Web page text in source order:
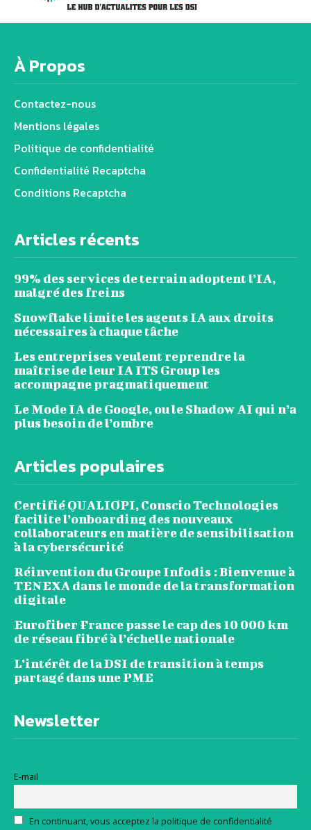
À Propos
Contactez-nous
Mentions légales
Politique de confidentialité
Confidentialité Recaptcha
Conditions Recaptcha
Articles récents
99% des services de terrain adoptent l’IA,
malgré des freins
Snowflake limite les agents IA aux droits
nécessaires à chaque tâche
Les entreprises veulent reprendre la
maîtrise de leur IA ITS Group les
accompagne pragmatiquement
Le Mode IA de Google, ou le Shadow AI qui n’a
plus besoin de l’ombre
Articles populaires
Certifié QUALIOPI, Conscio Technologies
facilite l’onboarding des nouveaux
collaborateurs en matière de sensibilisation
à la cybersécurité
Réinvention du Groupe Infodis : Bienvenue à
TENEXA dans le monde de la transformation
digitale
Eurofiber France passe le cap des 10 000 km
de réseau fibré à l’échelle nationale
L’intérêt de la DSI de transition à temps
partagé dans une PME
Newsletter
E-mail
En continuant, vous acceptez la politique de confidentialité